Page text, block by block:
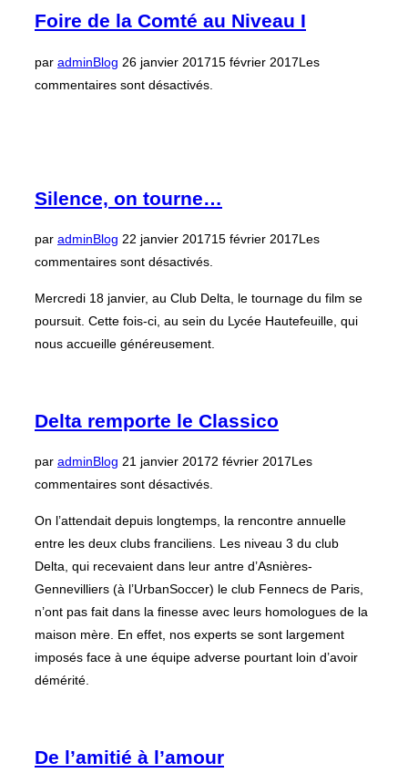
Foire de la Comté au Niveau I
par adminBlog Publié
le
26 janvier 201715 février 2017Les
commentaires sont désactivés.
Silence, on tourne…
par adminBlog Publié
le
22 janvier 201715 février 2017Les
commentaires sont désactivés.
Mercredi 18 janvier, au Club Delta, le tournage du film se
poursuit. Cette fois-ci, au sein du Lycée Hautefeuille, qui
nous accueille généreusement.
Delta remporte le Classico
par adminBlog Publié
le
21 janvier 20172 février 2017Les
commentaires sont désactivés.
On l’attendait depuis longtemps, la rencontre annuelle
entre les deux clubs franciliens. Les niveau 3 du club
Delta, qui recevaient dans leur antre d’Asnières-
Gennevilliers (à l’UrbanSoccer) le club Fennecs de Paris,
n’ont pas fait dans la finesse avec leurs homologues de la
maison mère. En effet, nos experts se sont largement
imposés face à une équipe adverse pourtant loin d’avoir
démérité.
De l’amitié à l’amour